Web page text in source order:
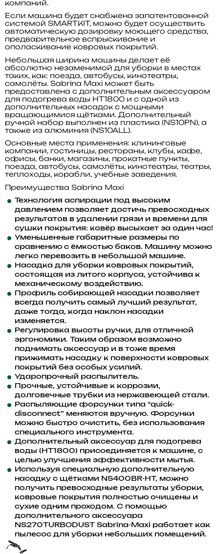
компаний.
Если машина будет снабжена запатентованной
системой SMARTKIT, можно будет осуществить
автоматическую дозировку моющего средства,
предварительное вспрыскивание и
ополаскивание ковровых покрытий.
Небольшая ширина машины делает её
абсолютно незаменимой для уборки в местах
таких, как: поезда, автобусы, кинотеатры,
самолёты. Sabrina Maxi может быть
предоставлена с дополнительным аксессуаром
для подогрева воды HT1800 и с одной из
дополнительных насадок с мощными
вращающимися щётками. Дополнительный
ручной набор выполнен из пластика (NS10PN), а
также из алюминия (NS10ALL).
Основные места применения: клининговые
компании, гостиницы, рестораны, клубы, кафе,
офисы, банки, магазины, прокатные пункты,
поезда, автобусы, самолёты, кинотеатры, театры,
теплоходы, корабли, учебные заведения.
Преимущества Sabrina Maxi
Технология аспирации под высоким
давлением позволяет достичь превосходных
результатов в удалении грязи и времени для
сушки покрытия: ковёр высыхает за один час!
Уменьшенные габаритные размеры пo
сравнению с ёмкостью баков. Машину можно
легко перевозить в небольшой машине.
Насадка для уборки ковровых покрытий,
состоящая из литого корпуса, устойчива к
механическому воздействию.
Профиль собирающей насадки позволяет
всегда получить самый лучший результат,
даже тогда, когда наклон насадки
изменяется.
Регулировка высоты ручки, для отличной
эргономики. Таким образом возможно
поднимать аксессуар и в тоже время
прижимать насадку к поверхности ковровых
покрытий без особых усилий.
Ударопрочный распылитель.
Прочные, устойчивые к коррозии,
долговечные трубки из нержавеющей стали.
Распыляющие форсунки типа “quick-
disconnect” меняются вручную. Форсунки
можно быстро очистить, без использования
специального инструмента.
Дополнительный аксессуар для подогрева
воды (HT1800) присоединяется к машине, с
целью улучшения эффективности мытья.
Используя специальную дополнительную
насадку с щётками NS400BR-HT, можно
получить превосходные результаты уборки,
ковровые покрытия полностью очищены и
сухие одним проходом. С помощью
дополнительного аксессуара
NS270TURBODUST Sabrina-Maxi работает как
пылесос для уборки небольших помещений.